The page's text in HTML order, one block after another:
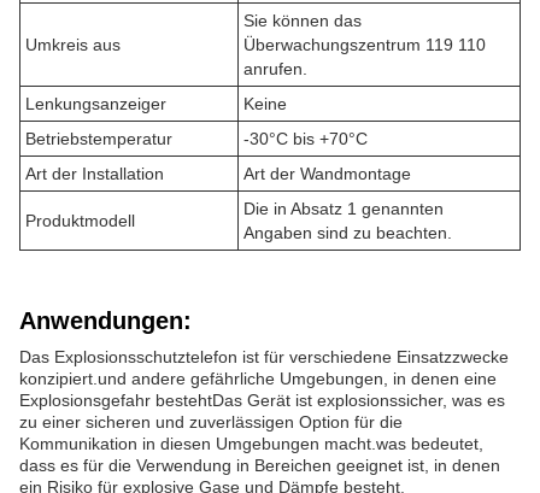
Umkreis aus
Sie können das
Überwachungszentrum 119 110
anrufen.
Lenkungsanzeiger
Keine
Betriebstemperatur
-30°C bis +70°C
Art der Installation
Art der Wandmontage
Produktmodell
Die in Absatz 1 genannten
Angaben sind zu beachten.
Anwendungen:
Das Explosionsschutztelefon ist für verschiedene Einsatzzwecke
konzipiert.und andere gefährliche Umgebungen, in denen eine
Explosionsgefahr bestehtDas Gerät ist explosionssicher, was es
zu einer sicheren und zuverlässigen Option für die
Kommunikation in diesen Umgebungen macht.was bedeutet,
dass es für die Verwendung in Bereichen geeignet ist, in denen
ein Risiko für explosive Gase und Dämpfe besteht.